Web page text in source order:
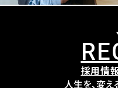
採用情
人生を、変